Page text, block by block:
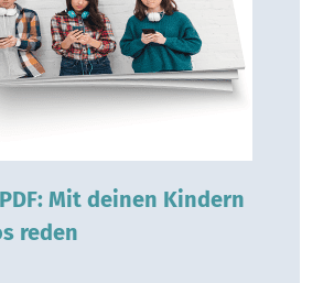
Mit deinen Kindern
reden